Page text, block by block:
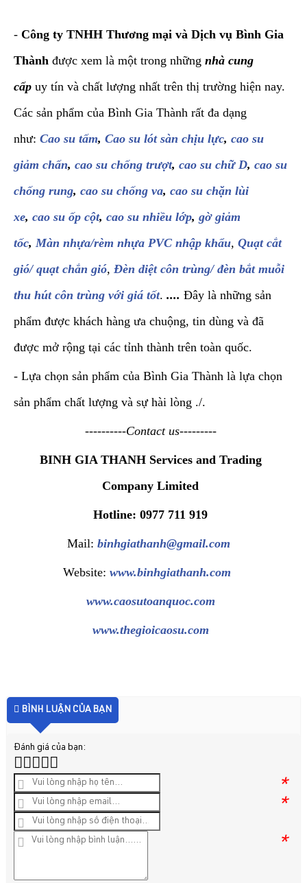
- Công ty TNHH Thương mại và Dịch vụ Bình Gia
Thành được xem là một trong những nhà cung
cấp uy tín và chất lượng nhất trên thị trường hiện nay.
Các sản phẩm của Bình Gia Thành rất đa dạng
như: Cao su tấm, Cao su lót sàn chịu lực, cao su
giảm chấn, cao su chống trượt, cao su chữ D, cao su
chống rung, cao su chống va, cao su chặn lùi
xe, cao su ốp cột, cao su nhiều lớp, gờ giảm
tốc, Màn nhựa/rèm nhựa PVC nhập khẩu, Quạt cắt
gió/ quạt chắn gió, Đèn diệt côn trùng/ đèn bắt muỗi
thu hút côn trùng với giá tốt. .... Đây là những sản
phẩm được khách hàng ưa chuộng, tin dùng và đã
được mở rộng tại các tỉnh thành trên toàn quốc.
- Lựa chọn sản phẩm của Bình Gia Thành là lựa chọn
sản phẩm chất lượng và sự hài lòng ./.
----------Contact us---------
BINH GIA THANH Services and Trading
Company Limited
Hotline: 0977 711 919
Mail:binhgiathanh@gmail.com
Website:www.binhgiathanh.com
www.caosutoanquoc.com
www.thegioicaosu.com
BÌNH LUẬN CỦA BẠN
Đánh giá của bạn:
*
*
*